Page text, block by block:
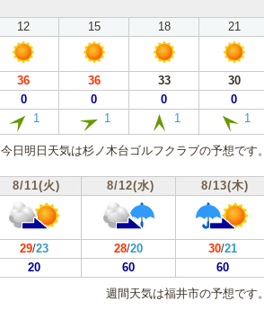
12 15 18
21
36 36 33
30
0 0 0
0
1 1 1 1
今日明日天気は杉ノ木台ゴルフクラブの予想です。
8/11(火) 8/12(水) 8/13(木)
29/23 28/20 30/21
20 60
60
週間天気は福井市の予想です。